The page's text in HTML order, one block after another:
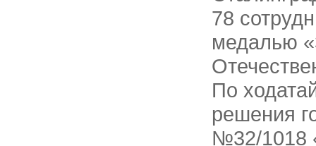
78
медалью
По
решения
№32/1018